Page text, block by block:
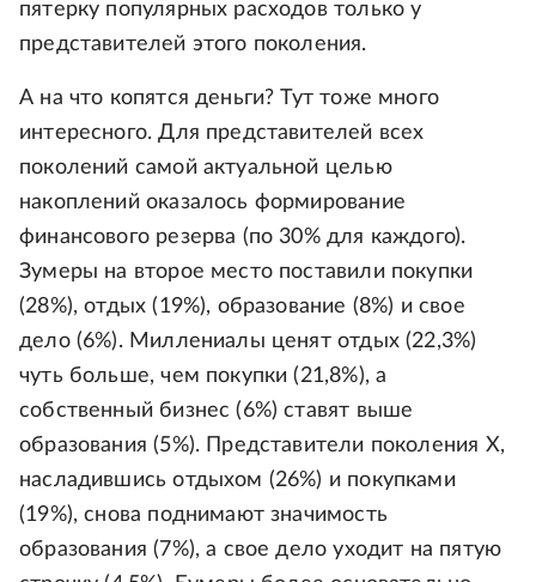
пятерку популярных расходов только у
представителей этого поколения.
А на что копятся деньги? Тут тоже много
интересного. Для представителей всех
поколений самой актуальной целью
накоплений оказалось формирование
финансового резерва (по 30% для каждого).
Зумеры на второе место поставили покупки
(28%), отдых (19%), образование (8%) и свое
дело (6%). Миллениалы ценят отдых (22,3%)
чуть больше, чем покупки (21,8%), а
собственный бизнес (6%) ставят выше
образования (5%). Представители поколения X,
насладившись отдыхом (26%) и покупками
(19%), снова поднимают значимость
образования (7%), а свое дело уходит на пятую